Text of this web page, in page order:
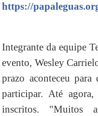
https://
Integrante da equipe
evento, Wesley
prazo aconteceu para
participar. Até
inscritos. "Muitos